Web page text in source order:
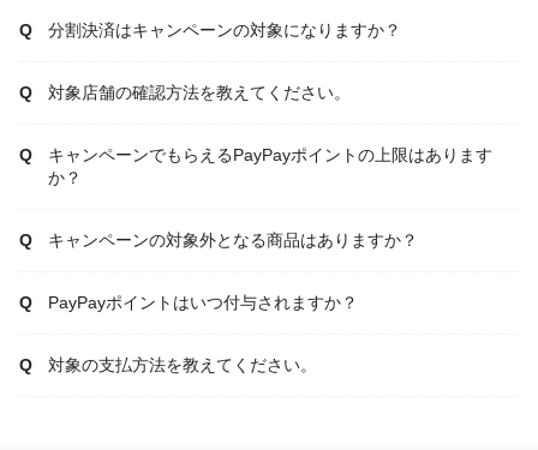
分割決済はキャンペーンの対象になりますか？
対象店舗の確認方法を教えてください。
キャンペーンでもらえるPayPayポイントの上限はあります
か？
キャンペーンの対象外となる商品はありますか？
PayPayポイントはいつ付与されますか？
対象の支払方法を教えてください。